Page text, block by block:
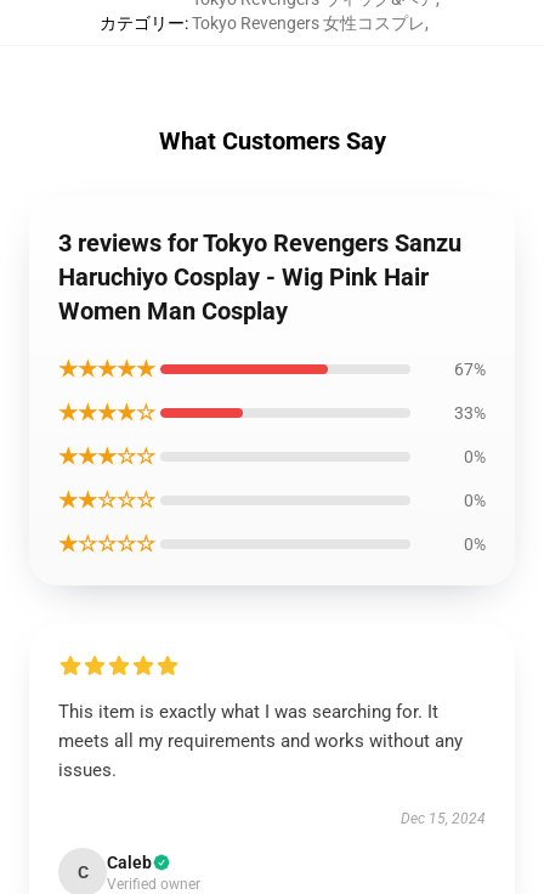
カテゴリー:Tokyo Revengers 女性コスプレ,
What Customers Say
3 reviews for Tokyo Revengers Sanzu
Haruchiyo Cosplay - Wig Pink Hair
Women Man Cosplay
★★★★★ 67%
★★★★☆ 33%
★★★☆☆ 0%
★★☆☆☆ 0%
★☆☆☆☆ 0%
This item is exactly what I was searching for. It
meets all my requirements and works without any
issues.
Dec 15, 2024
C Caleb
Verified owner